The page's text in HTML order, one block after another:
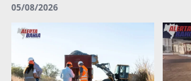
05/08/2026